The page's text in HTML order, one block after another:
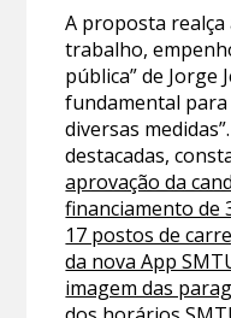
A proposta realça
trabalho,
pública” de Jorge
fundamental para
diversas
destacadas,
aprovação da
financiamento de
17 postos de
da nova App
imagem das